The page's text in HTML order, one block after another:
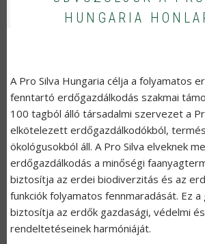
HUNGARIA
A Pro Silva Hungaria célja a folyamatos
fenntartó erdőgazdálkodás szakmai
100 tagból álló társadalmi szervezet a
elkötelezett erdőgazdálkodókból,
ökológusokból áll. A Pro Silva elveknek
erdőgazdálkodás a minőségi
biztosítja az erdei biodiverzitás és az
funkciók folyamatos fennmaradását. Ez
biztosítja az erdők gazdasági, védelmi
rendeltetéseinek harmóniáját.